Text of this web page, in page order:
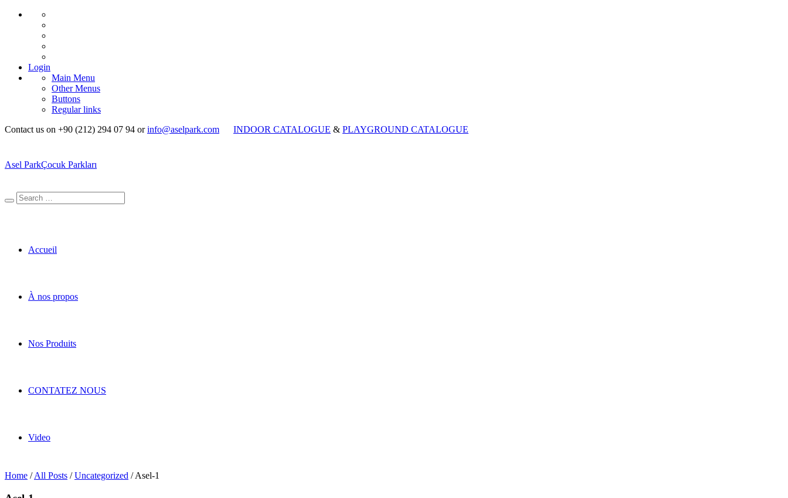
Login
Main Menu
Other Menus
Buttons
Regular links
Contact us on +90 (212) 294 07 94 orinfo@aselpark.com INDOOR CATALOGUE & PLAYGROUND CATALOGUE
Asel ParkÇocuk Parkları
Accueil
À nos propos
Nos Produits
CONTATEZ NOUS
Video
Home /All Posts /Uncategorized /Asel-1